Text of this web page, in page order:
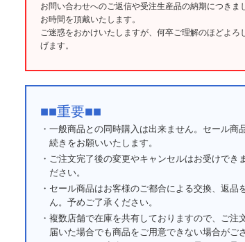
お問い合わせへのご返信や受注生産品の納期につきま
お時間を頂戴いたします。
ご迷惑をおかけいたしますが、何卒ご理解のほどよろ
げます。
■■重要■■
・一般商品との同時購入は出来ません。セール商
続きをお願いいたします。
・ご注文完了後の変更やキャンセルはお受けでき
ださい。
・セール商品はお客様のご都合による交換、返品
ん。予めご了承ください。
・複数店舗で在庫を共有しておりますので、ご注
届いた場合でも商品をご用意できない場合がご